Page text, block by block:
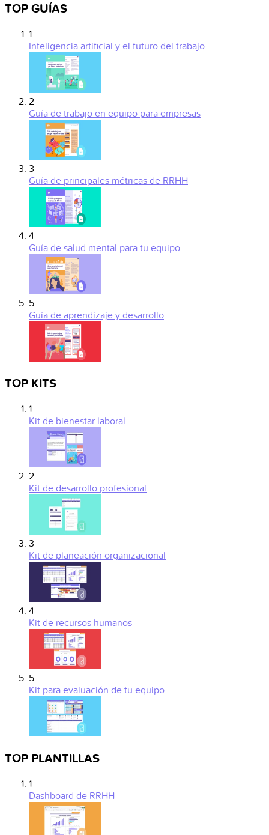
TOP GUÍAS
1
Inteligencia artificial y el futuro del trabajo
2
Guía de trabajo en equipo para empresas
3
Guía de principales métricas de RRHH
4
Guía de salud mental para tu equipo
5
Guía de aprendizaje y desarrollo
TOP KITS
1
Kit de bienestar laboral
2
Kit de desarrollo profesional
3
Kit de planeación organizacional
4
Kit de recursos humanos
5
Kit para evaluación de tu equipo
TOP PLANTILLAS
1
Dashboard de RRHH